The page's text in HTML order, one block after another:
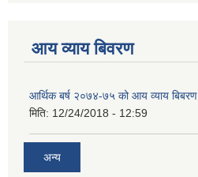
आय व्याय बिवरण
आर्थिक बर्ष २०७४-७५ को आय व्याय बिबरण
मिति: 12/24/2018 - 12:59
अन्य